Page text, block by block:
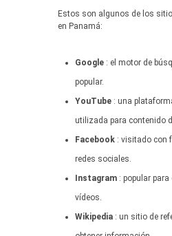
Estos son algunos de los
en Panamá:
Google : el motor de
popular.
YouTube : una
utilizada para contenido
Facebook : visitado con
redes sociales.
Instagram : popular
vídeos.
Wikipedia : un sitio de